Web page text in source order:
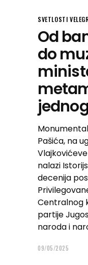
SVETLOSTI
Od
do
Pašića, na
nalazi
decenija
Centralnog
partije
naroda i
09/05/2025